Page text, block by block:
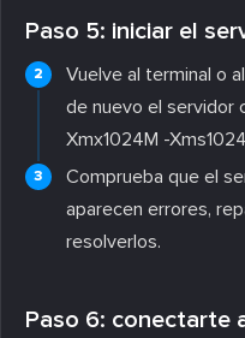
Paso 5: iniciar el
Vuelve al terminal o
de nuevo el servidor
Xmx1024M -
Comprueba que el
aparecen errores,
resolverlos.
Paso 6: conectarte